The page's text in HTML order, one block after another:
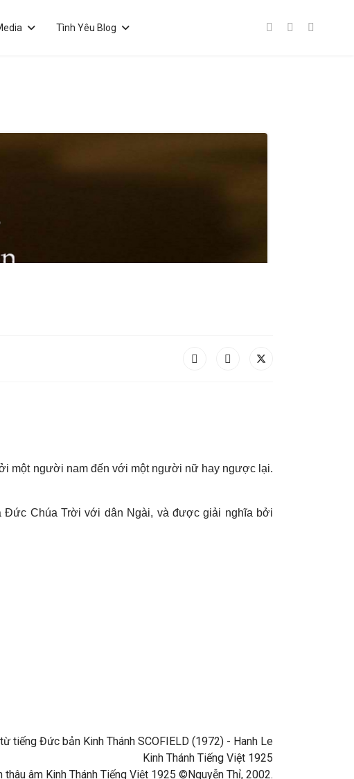
Tình Yêu Blog
một người nam đến với một người nữ hay ngược lại.
Chúa Trời với dân Ngài, và được giải nghĩa bởi
tiếng Đức bản Kinh Thánh SCOFIELD (1972) - Hanh Le
Kinh Thánh Tiếng Việt 1925
âm Kinh Thánh Tiếng Việt 1925 ©Nguyễn Thỉ, 2002.